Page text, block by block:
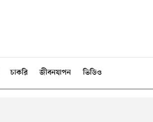
চাকরি জীবনযাপন ভিডিও